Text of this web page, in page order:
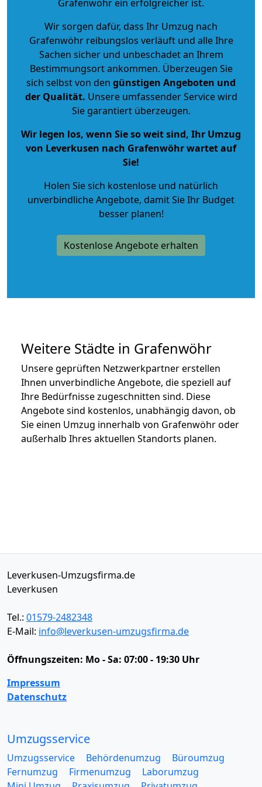
Grafenwöhr ein erfolgreicher ist.
Wir sorgen dafür, dass Ihr Umzug nach
Grafenwöhr reibungslos verläuft und alle Ihre
Sachen sicher und unbeschadet an Ihrem
Bestimmungsort ankommen. Überzeugen Sie
sich selbst von den günstigen Angeboten und
der Qualität. Unsere umfassender Service wird
Sie garantiert überzeugen.
Wir legen los, wenn Sie so weit sind, Ihr Umzug
von Leverkusen nach Grafenwöhr wartet auf
Sie!
Holen Sie sich kostenlose und natürlich
unverbindliche Angebote, damit Sie Ihr Budget
besser planen!
Kostenlose Angebote erhalten
Weitere Städte in Grafenwöhr
Unsere geprüften Netzwerkpartner erstellen
Ihnen unverbindliche Angebote, die speziell auf
Ihre Bedürfnisse zugeschnitten sind. Diese
Angebote sind kostenlos, unabhängig davon, ob
Sie einen Umzug innerhalb von Grafenwöhr oder
außerhalb Ihres aktuellen Standorts planen.
Leverkusen-Umzugsfirma.de
Leverkusen
Tel.: 01579-2482348
E-Mail: info@leverkusen-umzugsfirma.de
Öffnungszeiten: Mo - Sa: 07:00 - 19:30 Uhr
Impressum
Datenschutz
Umzugsservice
Umzugsservice Behördenumzug
Büroumzug
Fernumzug
Firmenumzug
Laborumzug